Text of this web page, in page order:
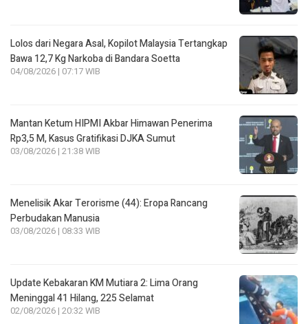
Lolos dari Negara Asal, Kopilot Malaysia Tertangkap
Bawa 12,7 Kg Narkoba di Bandara Soetta
04/08/2026 | 07:17 WIB
Mantan Ketum HIPMI Akbar Himawan Penerima
Rp3,5 M, Kasus Gratifikasi DJKA Sumut
03/08/2026 | 21:38 WIB
Menelisik Akar Terorisme (44): Eropa Rancang
Perbudakan Manusia
03/08/2026 | 08:33 WIB
Update Kebakaran KM Mutiara 2: Lima Orang
Meninggal 41 Hilang, 225 Selamat
02/08/2026 | 20:32 WIB